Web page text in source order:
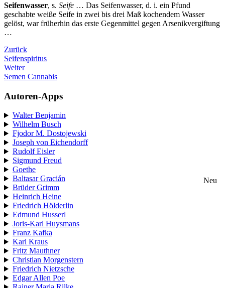
Seifenwasser, s. Seife … Das Seifenwasser, d. i. ein Pfund
geschabte weiße Seife in zwei bis drei Maß kochendem Wasser
gelöst, war früherhin das erste Gegenmittel gegen Arsenikvergiftung
…
Zurück
Seifenspiritus
Weiter
Semen Cannabis
Autoren-Apps
Walter Benjamin
Wilhelm Busch
Fjodor M. Dostojewski
Joseph von Eichendorff
Rudolf Eisler
Sigmund Freud
Goethe
Baltasar Gracián
Neu
Brüder Grimm
Heinrich Heine
Friedrich Hölderlin
Edmund Husserl
Joris-Karl Huysmans
Franz Kafka
Karl Kraus
Fritz Mauthner
Christian Morgenstern
Friedrich Nietzsche
Edgar Allen Poe